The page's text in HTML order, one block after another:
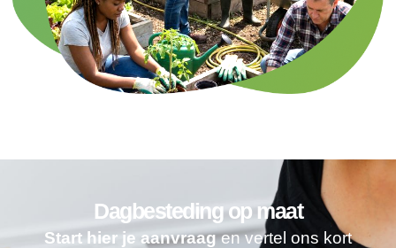
Dagbesteding op maat
Start hier je aanvraagen vertel ons kort